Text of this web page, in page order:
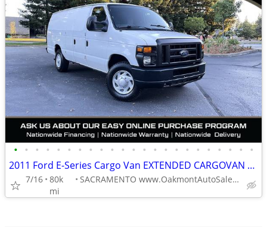
• • • • • • • • • • • • • • • • • • • • • • •
2011 Ford E-Series Cargo Van EXTENDED CARGOVAN E250 E-250
7/16 80k
mi
SACRAMENTO www.OakmontAutoSales.com